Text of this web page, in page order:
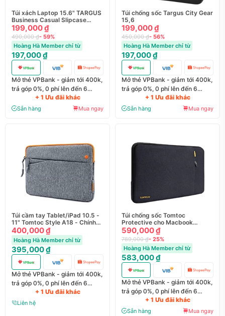
Túi xách Laptop 15.6" TARGUS
Business Casual Slipcase
TSS898-72
199,000 ₫
490,000 ₫- 59%
Hoàng Hà Member chỉ từ
197,000 ₫
Mở thẻ VPBank - giảm tới 400k,
trả góp 0%, 0 phí lên đến 6
+ 1 Ưu đãi khác
Sẵn hàng Mua ngay
Túi chống sốc Targus City Gear
15,6
199,000 ₫
450,000 ₫- 56%
Hoàng Hà Member chỉ từ
197,000 ₫
Mở thẻ VPBank - giảm tới 400k,
trả góp 0%, 0 phí lên đến 6
+ 1 Ưu đãi khác
Sẵn hàng Mua ngay
Túi cầm tay Tablet/iPad 10.5 -
11" Tomtoc Style A18 - Chính
hãng
400,000 ₫
Hoàng Hà Member chỉ từ
395,000 ₫
Mở thẻ VPBank - giảm tới 400k,
trả góp 0%, 0 phí lên đến 6
+ 1 Ưu đãi khác
Liên hệ
Túi chống sốc Tomtoc
Protective cho Macbook
Pro/Air 13" A13
590,000 ₫
789,000 ₫- 25%
Hoàng Hà Member chỉ từ
583,000 ₫
Mở thẻ VPBank - giảm tới 400k,
trả góp 0%, 0 phí lên đến 6
+ 1 Ưu đãi khác
Sẵn hàng Mua ngay